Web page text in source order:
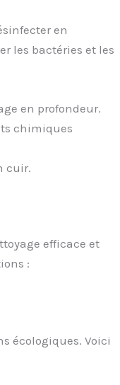
en
les bactéries et les
en profondeur.
chimiques
cuir.
efficace et
:
écologiques. Voici